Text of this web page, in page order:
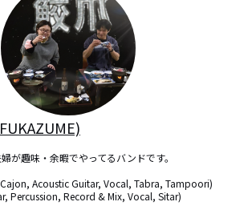
が趣味・余暇でやってるバンドです。
Acoustic Guitar, Vocal, Tabra, Tampoori)
Percussion, Record & Mix, Vocal, Sitar)